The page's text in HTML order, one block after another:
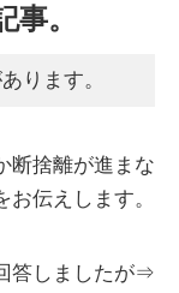
。
ります。
断捨離が進まな
伝えします。
答しましたが⇒